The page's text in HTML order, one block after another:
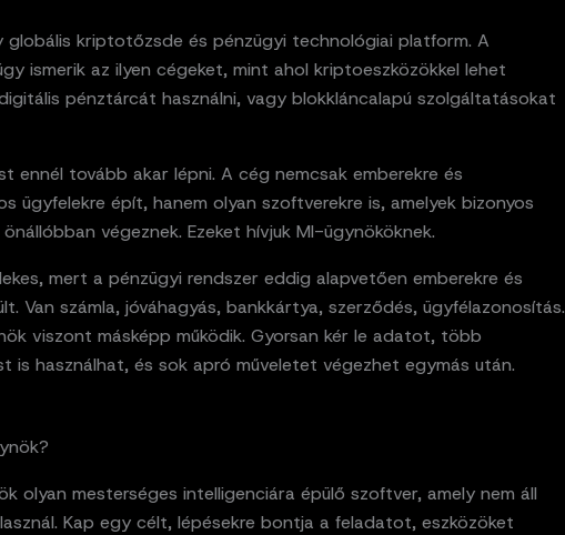
globális kriptotőzsde és pénzügyi technológiai platform. A
ismerik az ilyen cégeket, mint ahol kriptoeszközökkel lehet
pénztárcát használni, vagy blokkláncalapú szolgáltatásokat
ennél tovább akar lépni. A cég nemcsak emberekre és
ügyfelekre épít, hanem olyan szoftverekre is, amelyek bizonyos
végeznek. Ezeket hívjuk MI-ügynököknek.
mert a pénzügyi rendszer eddig alapvetően emberekre és
Van számla, jóváhagyás, bankkártya, szerződés, ügyfélazonosítás.
viszont másképp működik. Gyorsan kér le adatot, több
is használhat, és sok apró műveletet végezhet egymás után.
olyan mesterséges intelligenciára épülő szoftver, amely nem áll
Kap egy célt, lépésekre bontja a feladatot, eszközöket